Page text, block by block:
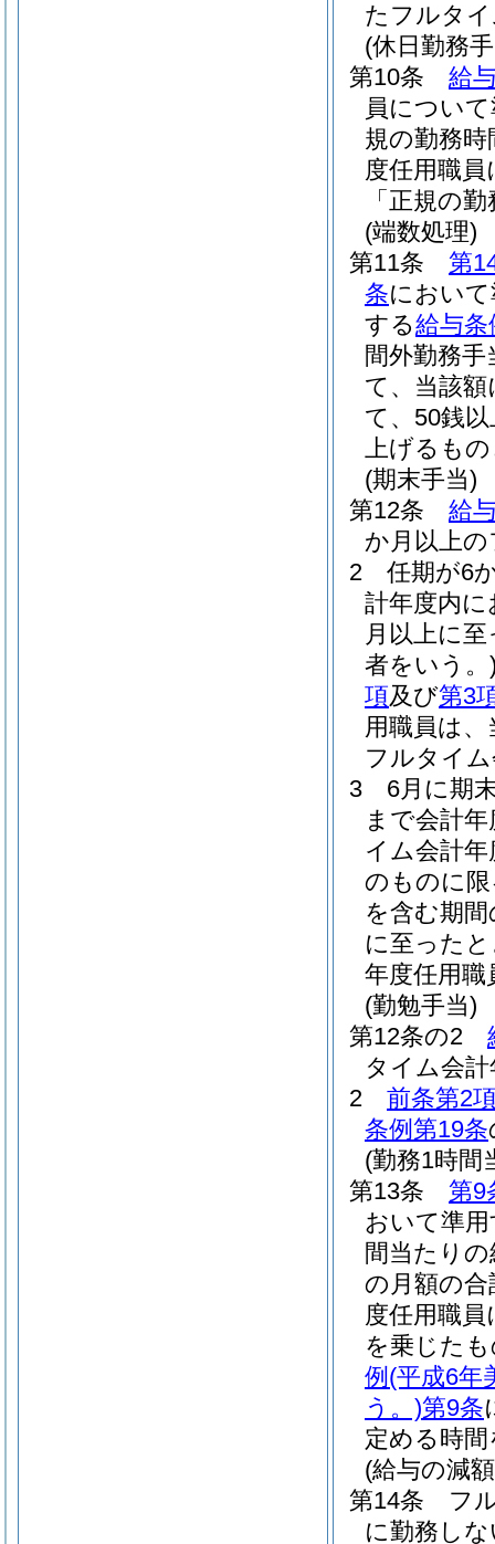
たフルタ
(休日勤務
第10条
給
員につい
規の勤務
度任用職
「正規の
(端数処理)
第11条
第
条におい
する給与条
間外勤務
て、当該
て、50銭
上げるも
(期末手当)
第12条
給
か月以上
2
任期が6
計年度内
月以上に
者をいう。
項及び第3
用職員は
フルタイ
3
6月に期
まで会計
イム会計
のものに
を含む期
に至った
年度任用
(勤勉手当)
第12条の2
タイム会
2
前条第2
条例第19条
(勤務1時間
第13条
第9
おいて準
間当たり
の月額の
度任用職
を乗じた
例 (平成6年
う。)第9条
定める時
(給与の減
第14条
フ
に勤務し